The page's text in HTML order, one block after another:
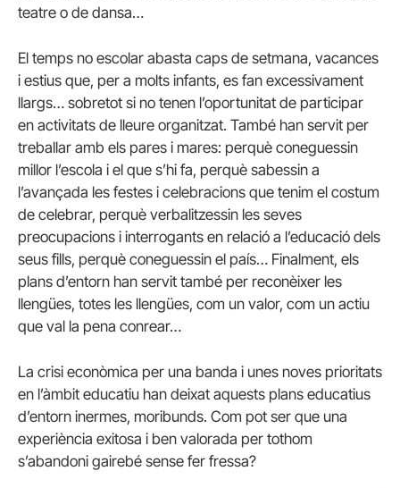
teatre o de dansa…
El temps no escolar abasta caps de setmana, vacances
i estius que, per a molts infants, es fan excessivament
llargs… sobretot si no tenen l’oportunitat de participar
en activitats de lleure organitzat. També han servit per
treballar amb els pares i mares: perquè coneguessin
millor l’escola i el que s’hi fa, perquè sabessin a
l’avançada les festes i celebracions que tenim el costum
de celebrar, perquè verbalitzessin les seves
preocupacions i interrogants en relació a l’educació dels
seus fills, perquè coneguessin el país… Finalment, els
plans d’entorn han servit també per reconèixer les
llengües, totes les llengües, com un valor, com un actiu
que val la pena conrear…
La crisi econòmica per una banda i unes noves prioritats
en l’àmbit educatiu han deixat aquests plans educatius
d’entorn inermes, moribunds. Com pot ser que una
experiència exitosa i ben valorada per tothom
s’abandoni gairebé sense fer fressa?